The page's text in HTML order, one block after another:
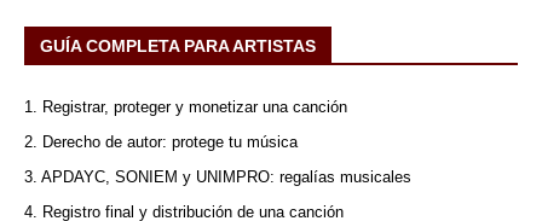
GUÍA COMPLETA PARA ARTISTAS
1. Registrar, proteger y monetizar una canción
2. Derecho de autor: protege tu música
3. APDAYC, SONIEM y UNIMPRO: regalías musicales
4. Registro final y distribución de una canción